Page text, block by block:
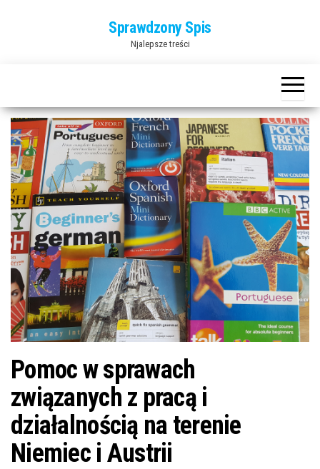
Sprawdzony Spis
Njalepsze treści
Pomoc w sprawach
związanych z pracą i
działalnością na terenie
Niemiec i Austrii